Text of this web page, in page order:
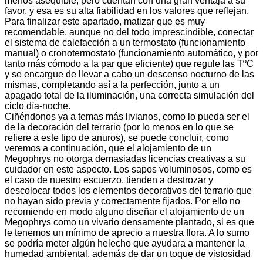
favor, y esa es su alta fiabilidad en los valores que reflejan.
Para finalizar este apartado, matizar que es muy
recomendable, aunque no del todo imprescindible, conectar
el sistema de calefacción a un termostato (funcionamiento
manual) o cronotermostato (funcionamiento automático, y por
tanto más cómodo a la par que eficiente) que regule las TºC
y se encargue de llevar a cabo un descenso nocturno de las
mismas, completando así a la perfección, junto a un
apagado total de la iluminación, una correcta simulación del
ciclo día-noche.
Ciñéndonos ya a temas más livianos, como lo pueda ser el
de la decoración del terrario (por lo menos en lo que se
refiere a este tipo de anuros), se puede concluir, como
veremos a continuación, que el alojamiento de un
Megophrys no otorga demasiadas licencias creativas a su
cuidador en este aspecto. Los sapos voluminosos, como es
el caso de nuestro escuerzo, tienden a destrozar y
descolocar todos los elementos decorativos del terrario que
no hayan sido previa y correctamente fijados. Por ello no
recomiendo en modo alguno diseñar el alojamiento de un
Megophrys como un vivario densamente plantado, si es que
le tenemos un mínimo de aprecio a nuestra flora. A lo sumo
se podría meter algún helecho que ayudara a mantener la
humedad ambiental, además de dar un toque de vistosidad